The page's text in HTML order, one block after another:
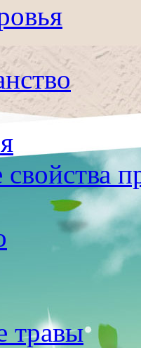
травы